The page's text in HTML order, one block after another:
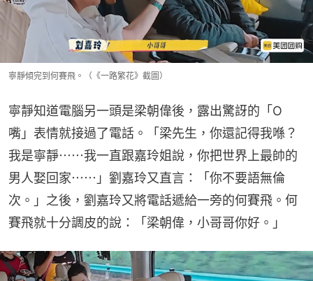
寧靜傾完到何賽飛。（《一路繁花》截圖）
寧靜知道電腦另一頭是梁朝偉後，露出驚訝的「O
嘴」表情就接過了電話。「梁先生，你還記得我喺？
我是寧靜⋯⋯我一直跟嘉玲姐說，你把世界上最帥的
男人娶回家⋯⋯」劉嘉玲又直言：「你不要語無倫
次。」之後，劉嘉玲又將電話遞給一旁的何賽飛。何
賽飛就十分調皮的說：「梁朝偉，小哥哥你好。」